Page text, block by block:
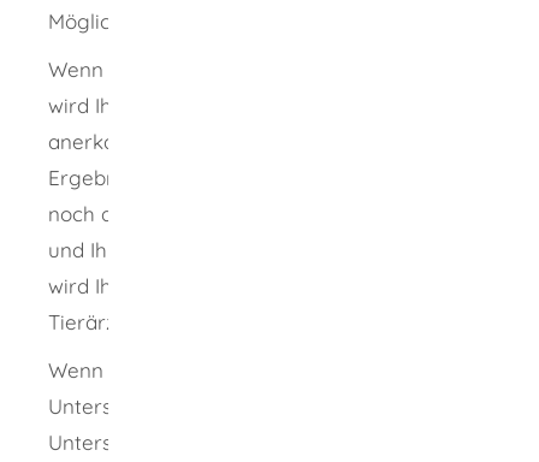
Mögliche Ergebnisse der Prüfung
Wenn Ihre Berufsqualifikation gleichwertig ist,
wird Ihre ausländische Berufsqualifikation
anerkannt. Die Behörde kann Ihnen das
Ergebnis schriftlich bestätigen. Sie müssen
noch die weiteren Voraussetzungen erfüllen
und Ihre Sprachkenntnisse nachweisen. Dann
wird Ihnen die Approbation als Tierarzt oder
Tierärztin erteilt.
Wenn die zuständige Stelle wesentliche
Unterschiede feststellt, können Sie die
Unterschiede durch Ihre Berufspraxis und